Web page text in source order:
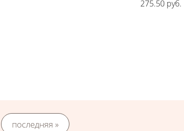
Цена
275.50 руб.
последняя »